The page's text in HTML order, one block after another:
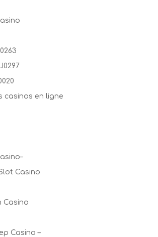
casinos en ligne
Casino
Casino
Casino –